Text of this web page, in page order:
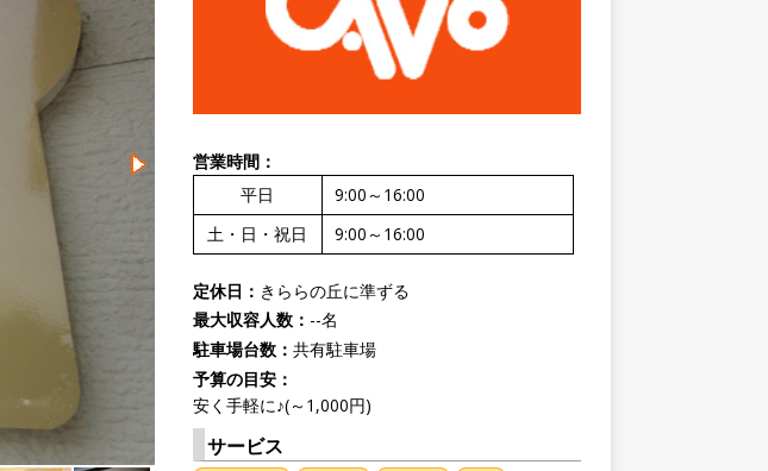
ぱんの種（外装）
営業時間：
平日
9:00～16:00
土・日・祝日
9:00～16:00
定休日： きららの丘に準ずる
最大収容人数： --名
駐車場台数： 共有駐車場
予算の目安：
安く手軽に♪(～1,000円)
サービス